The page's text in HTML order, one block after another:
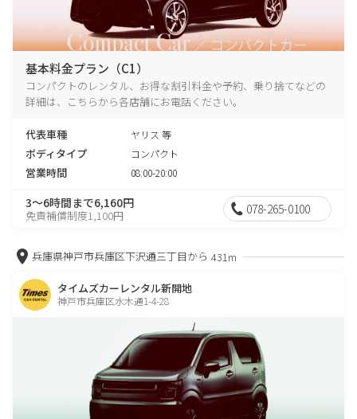
基本料金プラン（C1）
コンパクトのレンタル、お得な割引料金や予約、乗り捨てなどの
詳細は、こちらから各店舗にお電話ください。
代表車種 ヤリス 等
ボディタイプ コンパクト
営業時間 08:00-20:00
3～6時間まで6,160円
免責補償制度1,100円 078-265-0100
兵庫県神戸市兵庫区下沢通三丁目から 431m
タイムズカーレンタル新開地
神戸市兵庫区水木通1-4-28